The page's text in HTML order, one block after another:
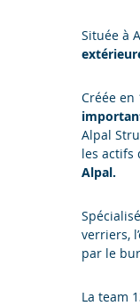
Située à
Créée en
Alpal
les actifs
Alpal.
verriers,
par le
La team